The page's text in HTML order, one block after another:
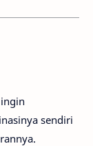
sendiri